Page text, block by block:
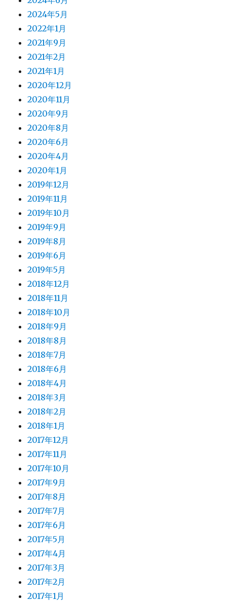
2024年5月
2022年1月
2021年9月
2021年2月
2021年1月
2020年12月
2020年11月
2020年9月
2020年8月
2020年6月
2020年4月
2020年1月
2019年12月
2019年11月
2019年10月
2019年9月
2019年8月
2019年6月
2019年5月
2018年12月
2018年11月
2018年10月
2018年9月
2018年8月
2018年7月
2018年6月
2018年4月
2018年3月
2018年2月
2018年1月
2017年12月
2017年11月
2017年10月
2017年9月
2017年8月
2017年7月
2017年6月
2017年5月
2017年4月
2017年3月
2017年2月
2017年1月